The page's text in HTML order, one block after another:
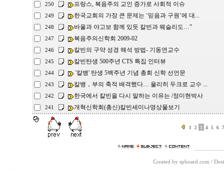
250 프랑스, 복음주의 교인 증가로 사회적 이슈
249 한국교회의 가장 큰 문제는 ‘믿음과 구원’에 대...
248 바울과 야고보 함께 있듯 칼빈과 웨슬리도…”
247 복음주의신학회 2009-02
246 칼빈의 구약 성경 해석 방법- 기동연교수
245 칼빈탄생 500주년 CTS 특집 인터뷰
244 '칼뱅' 탄생 5백주년 기념 총회 신학 선언문
243 칼뱅，부의 축적 배격했다… 울리히 두크로 교수 ...
242 한국에서 칼빈을 다시 말하는 이유는 /정미현박사
241 개혁신학회(총신)칼빈세미나영상물보기
1 2 3 4 5 6 7
Created by spboard.com /